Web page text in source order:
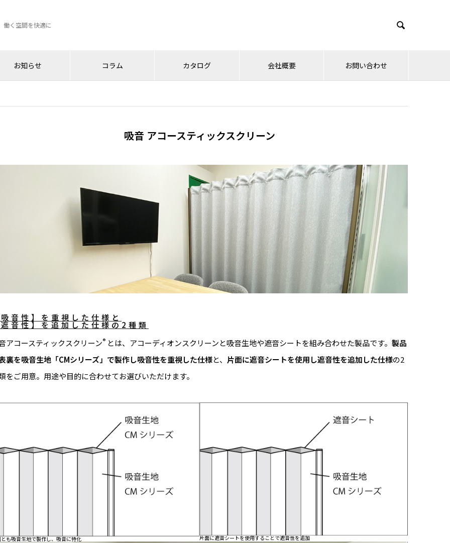
働く空間を快適に 
お知らせ コラム カタログ 会社概要 お問い合わせ
吸音 アコースティックスクリーン
音性】を重視した仕様と
音性】を追加した仕様の2種類
アコースティックスクリーン® とは、アコーディオンスクリーンと吸音生地や遮音シートを組み合わせた製品です。 製品
裏を吸音生地「CMシリーズ」で製作し吸音性を重視した仕様と、 片面に遮音シートを使用し遮音性を追加した仕様の2
をご用意。用途や目的に合わせてお選びいただけます。
も吸音生地で製作し、吸音に特化 片面に遮音シートを使用することで遮音性を追加